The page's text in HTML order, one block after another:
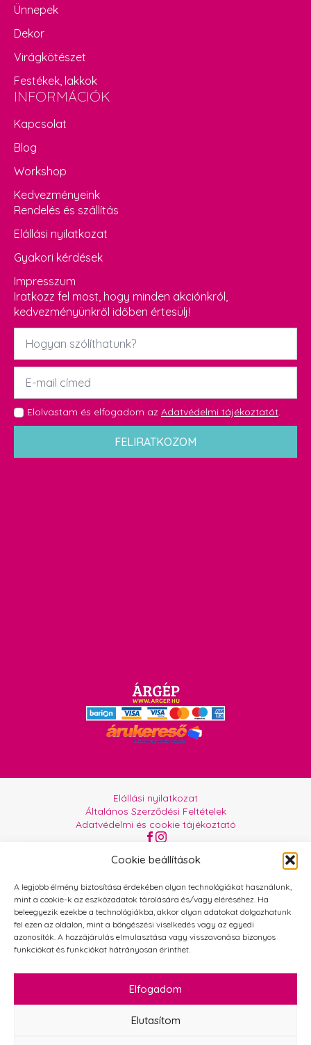
Cookie beállítások
A legjobb élmény biztosítása érdekében olyan technológiákat használunk,
mint a cookie-k az eszközadatok tárolására és/vagy eléréséhez. Ha
beleegyezik ezekbe a technológiákba, akkor olyan adatokat dolgozhatunk
fel ezen az oldalon, mint a böngészési viselkedés vagy az egyedi
azonosítók. A hozzájárulás elmulasztása vagy visszavonása bizonyos
funkciókat és funkciókat hátrányosan érinthet.
Elfogadom
Elutasítom
Ünnepek
Dekor
Virágkötészet
Festékek, lakkok
INFORMÁCIÓK
Kapcsolat
Blog
Workshop
Kedvezményeink
Rendelés és szállítás
Elállási nyilatkozat
Gyakori kérdések
Impresszum
Iratkozz fel most, hogy minden akciónkról,
kedvezményünkről időben értesülj!
Név
Email
GDPR
*
Elolvastam és elfogadom az Adatvédelmi tájékoztatót.
FELIRATKOZOM
Elállási nyilatkozat
Általános Szerződési Feltételek
Adatvédelmi és cookie tájékoztató